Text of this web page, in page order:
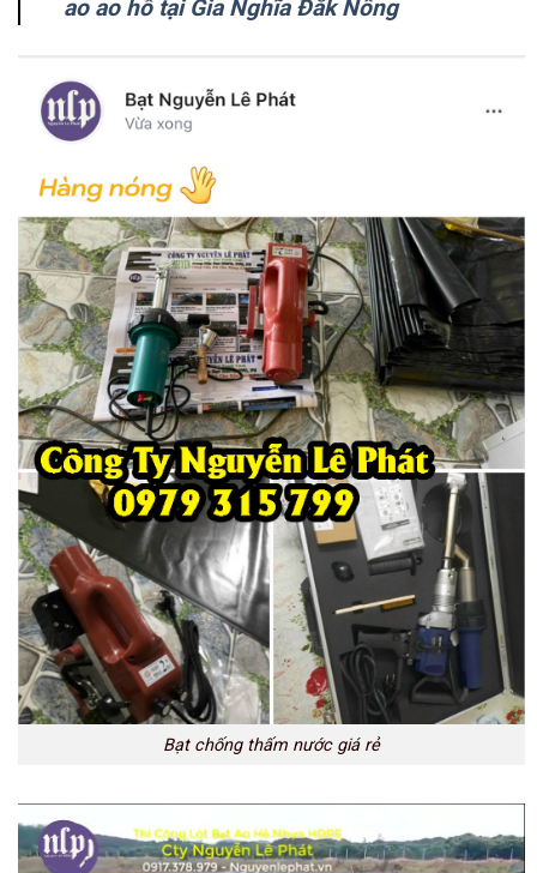
ao ao hồ tại Gia Nghĩa Đắk Nông
Bạt chống thấm nước giá rẻ